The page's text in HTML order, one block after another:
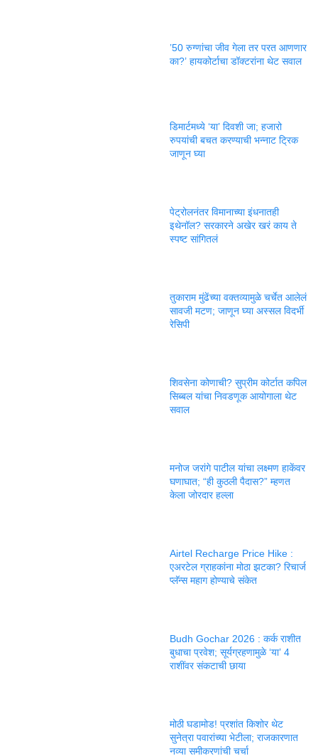
’50 रुग्णांचा जीव गेला तर परत आणणार
का?’ हायकोर्टाचा डॉक्टरांना थेट सवाल
डिमार्टमध्ये ‘या’ दिवशी जा; हजारो
रुपयांची बचत करण्याची भन्नाट ट्रिक
जाणून घ्या
पेट्रोलनंतर विमानाच्या इंधनातही
इथेनॉल? सरकारने अखेर खरं काय ते
स्पष्ट सांगितलं
तुकाराम मुंढेंच्या वक्तव्यामुळे चर्चेत आलेलं
सावजी मटण; जाणून घ्या अस्सल विदर्भी
रेसिपी
शिवसेना कोणाची? सुप्रीम कोर्टात कपिल
सिब्बल यांचा निवडणूक आयोगाला थेट
सवाल
मनोज जरांगे पाटील यांचा लक्ष्मण हाकेंवर
घणाघात; “ही कुठली पैदास?” म्हणत
केला जोरदार हल्ला
Airtel Recharge Price Hike :
एअरटेल ग्राहकांना मोठा झटका? रिचार्ज
प्लॅन्स महाग होण्याचे संकेत
Budh Gochar 2026 : कर्क राशीत
बुधाचा प्रवेश; सूर्यग्रहणामुळे ‘या’ 4
राशींवर संकटाची छाया
मोठी घडामोड! प्रशांत किशोर थेट
सुनेत्रा पवारांच्या भेटीला; राजकारणात
नव्या समीकरणांची चर्चा